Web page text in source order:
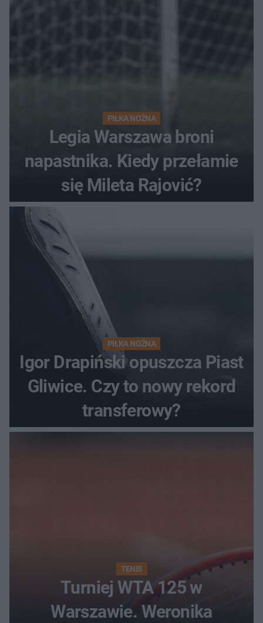
PIŁKA NOŻNA
Legia Warszawa broni
napastnika. Kiedy przełamie
się Mileta Rajović?
PIŁKA NOŻNA
Igor Drapiński opuszcza Piast
Gliwice. Czy to nowy rekord
transferowy?
TENIS
Turniej WTA 125 w
Warszawie. Weronika